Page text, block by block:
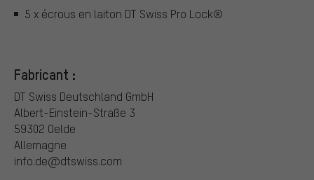
5 x écrous en laiton DT Swiss Pro Lock®
Fabricant :
DT Swiss Deutschland GmbH
Albert-Einstein-Straße 3
59302 Oelde
Allemagne
info.de@dtswiss.com